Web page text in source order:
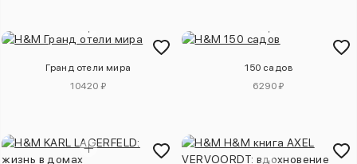
Гранд отели мира
10420 ₽
150 садов
6290 ₽